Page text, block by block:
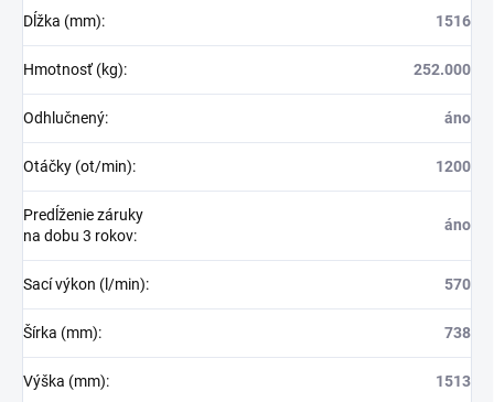
Dĺžka (mm): 1516
Hmotnosť (kg): 252.000
Odhlučnený: áno
Otáčky (ot/min): 1200
Predĺženie záruky
na dobu 3 rokov:
áno
Sací výkon (l/min): 570
Šírka (mm): 738
Výška (mm): 1513